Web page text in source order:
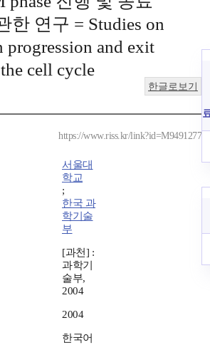
한 연구 = Studies on
progression and exit
cell cycle
한글로보기
https://www.riss.kr/link?id=M9491277
서울대
학교
;
한국 과
학기술
부
[과천] :
과학기
술부,
2004
2004
한국어